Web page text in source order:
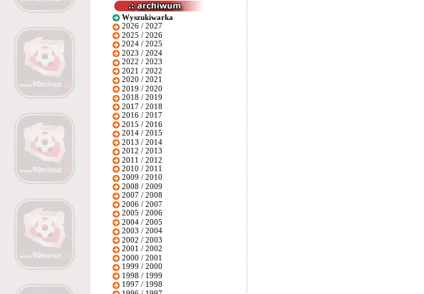
Wyszukiwarka
2026 / 2027
2025 / 2026
2024 / 2025
2023 / 2024
2022 / 2023
2021 / 2022
2020 / 2021
2019 / 2020
2018 / 2019
2017 / 2018
2016 / 2017
2015 / 2016
2014 / 2015
2013 / 2014
2012 / 2013
2011 / 2012
2010 / 2011
2009 / 2010
2008 / 2009
2007 / 2008
2006 / 2007
2005 / 2006
2004 / 2005
2003 / 2004
2002 / 2003
2001 / 2002
2000 / 2001
1999 / 2000
1998 / 1999
1997 / 1998